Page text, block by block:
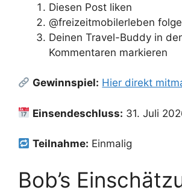
Diesen Post liken
@freizeitmobilerleben
Deinen Travel-Buddy in
Kommentaren markieren
Gewinnspiel: Hier direkt
Einsendeschluss: 31. Juli
Teilnahme: Einmalig
Bob’s